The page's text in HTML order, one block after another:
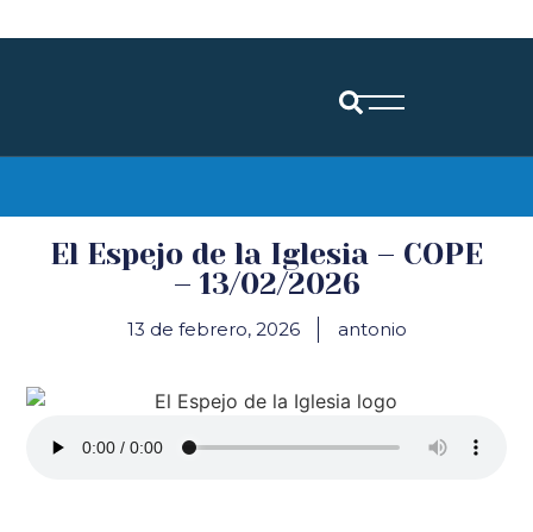
El Espejo de la Iglesia – COPE
– 13/02/2026
13 de febrero, 2026 antonio